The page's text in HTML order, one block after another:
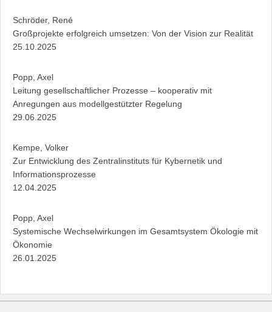
Schröder, René
Großprojekte erfolgreich umsetzen: Von der Vision zur Realität
25.10.2025
Popp, Axel
Leitung gesellschaftlicher Prozesse – kooperativ mit
Anregungen aus modellgestützter Regelung
29.06.2025
Kempe, Volker
Zur Entwicklung des Zentralinstituts für Kybernetik und
Informationsprozesse
12.04.2025
Popp, Axel
Systemische Wechselwirkungen im Gesamtsystem Ökologie mit
Ökonomie
26.01.2025